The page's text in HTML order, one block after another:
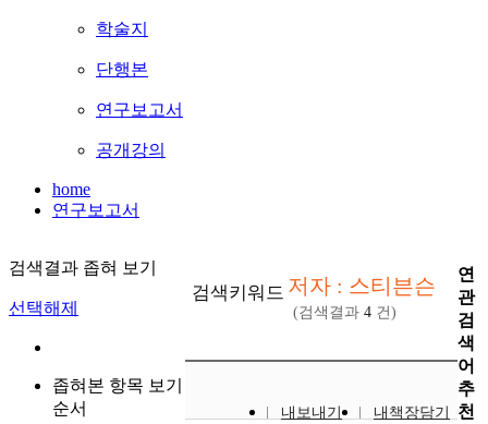
학술지
단행본
연구보고서
공개강의
home
연구보고서
검색결과 좁혀 보기
선택해제
좁혀본 항목 보기
순서
검색키워드 저자 : 스티븐슨
(검색결과 4 건)
내보내기
내책장담기
연
관
검
색
어
추
천